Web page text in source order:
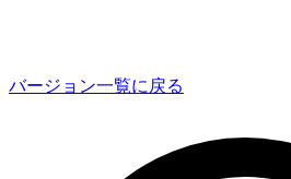
バージョン一覧に戻る